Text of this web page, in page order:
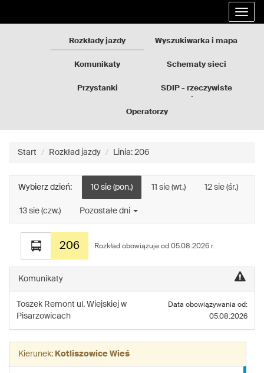
Rozkłady jazdy Wyszukiwarka i mapa
Komunikaty Schematy sieci
Przystanki
SDIP - rzeczywiste
Operatorzy
Start Rozkład jazdy Linia: 206
Wybierz dzień: 10 sie (pon.) 11 sie (wt.) 12 sie (śr.)
13 sie (czw.) Pozostałe dni
206
jazdy
linii:
Rozkład obowiązuje od 05.08.2026 r.
Komunikaty
Toszek Remont ul. Wiejskiej w
Pisarzowicach
Data obowiązywania od:
05.08.2026
Kierunek: Kotliszowice Wieś